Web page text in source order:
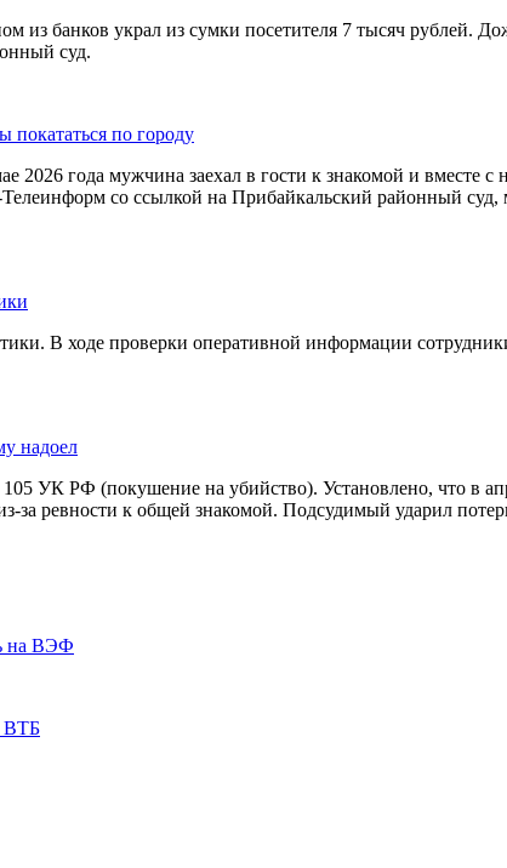
из банков украл из сумки посетителя 7 тысяч рублей.
суд.
покататься по городу
2026 года мужчина заехал в гости к знакомой и вместе
со ссылкой на Прибайкальский районный
В ходе проверки оперативной информации
надоел
УК РФ (покушение на убийство). Установлено, что в
ревности к общей знакомой. Подсудимый ударил
на ВЭФ
ВТБ